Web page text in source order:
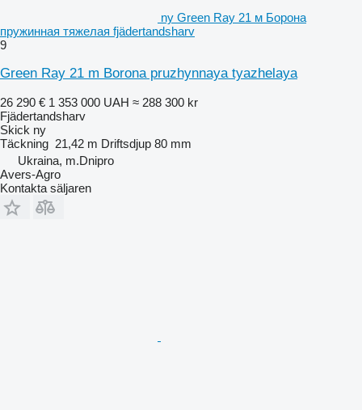
ny Green Ray 21 м Борона
пружинная тяжелая fjädertandsharv
9
Green Ray 21 m Borona pruzhynnaya tyazhelaya
26 290 € 1 353 000 UAH ≈ 288 300 kr
Fjädertandsharv
Skick ny
Täckning 21,42 m Driftsdjup 80 mm
Ukraina, m.Dnipro
Avers-Agro
Kontakta säljaren